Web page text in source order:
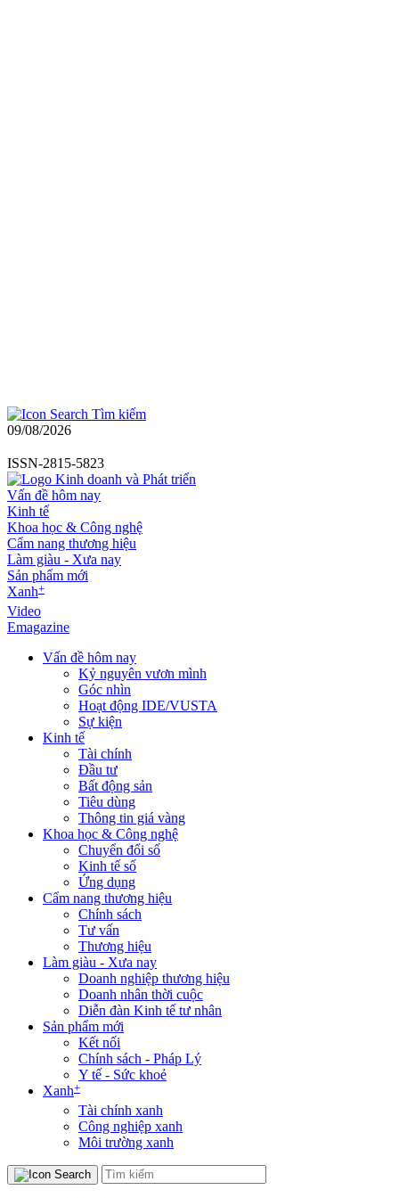
Tìm kiếm
09/08/2026
ISSN-2815-5823
Vấn đề hôm nay
Kinh tế
Khoa học & Công nghệ
Cẩm nang thương hiệu
Làm giàu - Xưa nay
Sản phẩm mới
Xanh+
Video
Emagazine
Vấn đề hôm nay
Kỷ nguyên vươn mình
Góc nhìn
Hoạt động IDE/VUSTA
Sự kiện
Kinh tế
Tài chính
Đầu tư
Bất động sản
Tiêu dùng
Thông tin giá vàng
Khoa học & Công nghệ
Chuyển đổi số
Kinh tế số
Ứng dụng
Cẩm nang thương hiệu
Chính sách
Tư vấn
Thương hiệu
Làm giàu - Xưa nay
Doanh nghiệp thương hiệu
Doanh nhân thời cuộc
Diễn đàn Kinh tế tư nhân
Sản phẩm mới
Kết nối
Chính sách - Pháp Lý
Y tế - Sức khoẻ
Xanh+
Tài chính xanh
Công nghiệp xanh
Môi trường xanh